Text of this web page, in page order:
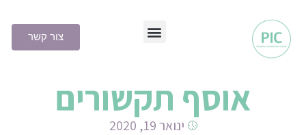
צור קשר
אוסף תקשורים
ינואר 19, 2020